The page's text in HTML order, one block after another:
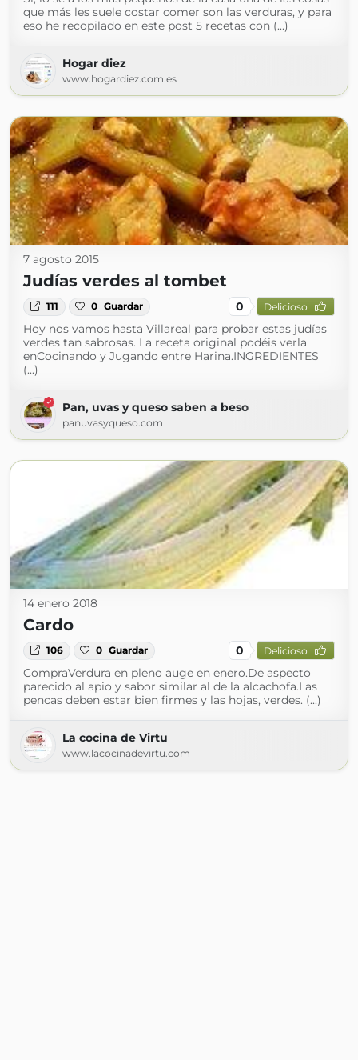
que más les suele costar comer son las verduras, y para
eso he recopilado en este post 5 recetas con (...)
Hogar diez
www.hogardiez.com.es
7 agosto 2015
Judías verdes al tombet
111 0 Guardar 0 Delicioso
Hoy nos vamos hasta Villareal para probar estas judías
verdes tan sabrosas. La receta original podéis verla
enCocinando y Jugando entre Harina.INGREDIENTES
(...)
Pan, uvas y queso saben a beso
panuvasyqueso.com
14 enero 2018
Cardo
106 0 Guardar 0 Delicioso
CompraVerdura en pleno auge en enero.De aspecto
parecido al apio y sabor similar al de la alcachofa.Las
pencas deben estar bien firmes y las hojas, verdes. (...)
La cocina de Virtu
www.lacocinadevirtu.com